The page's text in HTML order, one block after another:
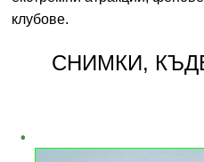
клубове.
СНИМКИ,